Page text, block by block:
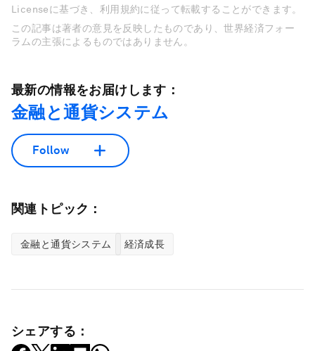
Licenseに基づき、利用規約に従って転載することができます。
この記事は著者の意見を反映したものであり、世界経済フォー
ラムの主張によるものではありません。
最新の情報をお届けします：
金融と通貨システム
Follow
関連トピック：
金融と通貨システム 経済成長
シェアする：